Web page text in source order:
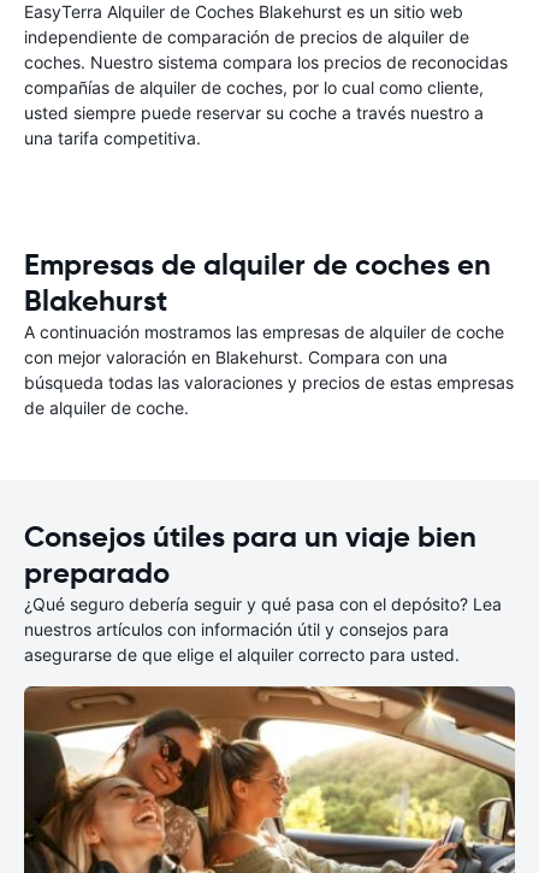
EasyTerra Alquiler de Coches Blakehurst es un sitio web
independiente de comparación de precios de alquiler de
coches. Nuestro sistema compara los precios de reconocidas
compañías de alquiler de coches, por lo cual como cliente,
usted siempre puede reservar su coche a través nuestro a
una tarifa competitiva.
Empresas de alquiler de coches en
Blakehurst
A continuación mostramos las empresas de alquiler de coche
con mejor valoración en Blakehurst. Compara con una
búsqueda todas las valoraciones y precios de estas empresas
de alquiler de coche.
Consejos útiles para un viaje bien
preparado
¿Qué seguro debería seguir y qué pasa con el depósito? Lea
nuestros artículos con información útil y consejos para
asegurarse de que elige el alquiler correcto para usted.